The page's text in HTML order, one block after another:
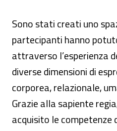
Sono stati creati uno
partecipanti hanno
attraverso l’esperienza
diverse dimensioni di
corporea, relazionale,
Grazie alla sapiente
acquisito le